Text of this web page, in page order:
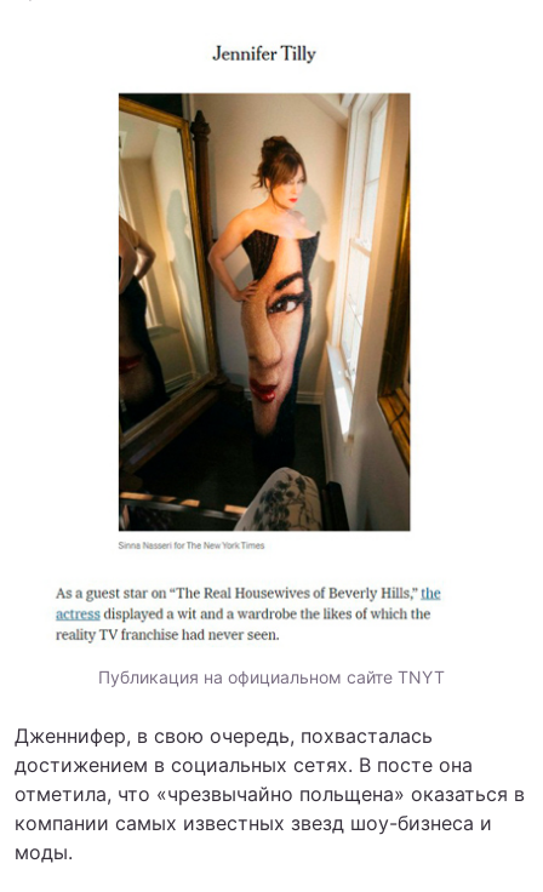
Публикация на официальном сайте TNYT
Дженнифер, в свою очередь, похвасталась
достижением в социальных сетях. В посте она
отметила, что «чрезвычайно польщена» оказаться в
компании самых известных звезд шоу-бизнеса и
моды.